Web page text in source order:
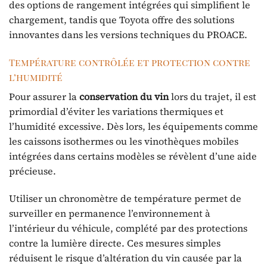
des options de rangement intégrées qui simplifient le
chargement, tandis que Toyota offre des solutions
innovantes dans les versions techniques du PROACE.
Température contrôlée et protection contre
l’humidité
Pour assurer laconservation du vinlors du trajet, il est
primordial d’éviter les variations thermiques et
l’humidité excessive. Dès lors, les équipements comme
les caissons isothermes ou les vinothèques mobiles
intégrées dans certains modèles se révèlent d’une aide
précieuse.
Utiliser un chronomètre de température permet de
surveiller en permanence l’environnement à
l’intérieur du véhicule, complété par des protections
contre la lumière directe. Ces mesures simples
réduisent le risque d’altération du vin causée par la